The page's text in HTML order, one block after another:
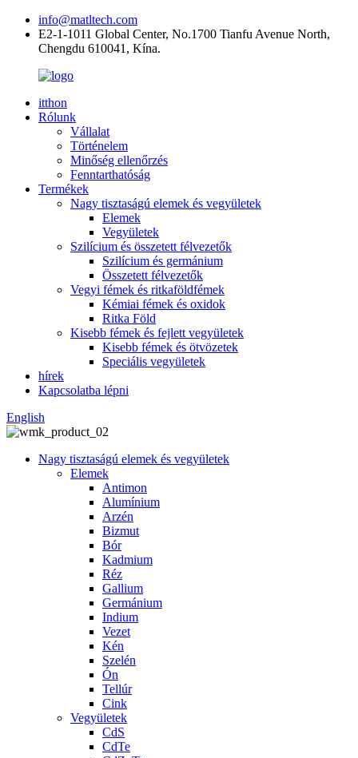
info@matltech.com
E2-1-1011 Global Center, No.1700 Tianfu Avenue North,
Chengdu 610041, Kína.
itthon
Rólunk
Vállalat
Történelem
Minőség ellenőrzés
Fenntarthatóság
Termékek
Nagy tisztaságú elemek és vegyületek
Elemek
Vegyületek
Szilícium és összetett félvezetők
Szilícium és germánium
Összetett félvezetők
Vegyi fémek és ritkaföldfémek
Kémiai fémek és oxidok
Ritka Föld
Kisebb fémek és fejlett vegyületek
Kisebb fémek és ötvözetek
Speciális vegyületek
hírek
Kapcsolatba lépni
English
Nagy tisztaságú elemek és vegyületek
Elemek
Antimon
Alumínium
Arzén
Bizmut
Bór
Kadmium
Réz
Gallium
Germánium
Indium
Vezet
Kén
Szelén
Ón
Tellúr
Cink
Vegyületek
CdS
CdTe